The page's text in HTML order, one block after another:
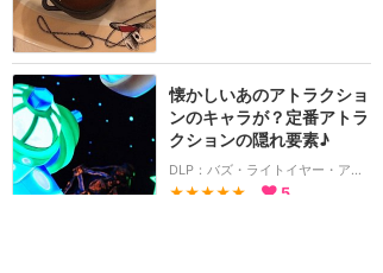
懐かしいあのアトラクショ
ンのキャラが？定番アトラ
クションの隠れ要素♪
DLP：バズ・ライトイヤー・アストロブラスター
★★★★★ 5